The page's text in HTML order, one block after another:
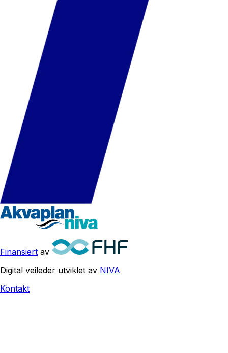
Finansiert av
Digital veileder utviklet av NIVA
Kontakt